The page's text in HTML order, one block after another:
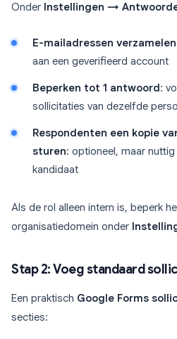
Onder Instellingen →
E-mailadressen verzamelen
aan een geverifieerd account
Beperken tot 1 antwoord :
sollicitaties van dezelfde
Respondenten een kopie
sturen: optioneel, maar
kandidaat
Als de rol alleen intern is, beperk
organisatiedomein onder
Stap 2: Voeg standaard
Een praktisch Google Forms
secties: